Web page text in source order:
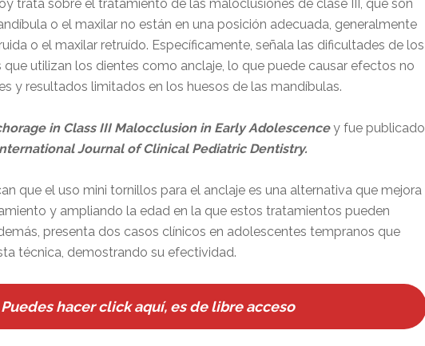
trata sobre el tratamiento de las maloclusiones de clase III, que son
o el maxilar no están en una posición adecuada, generalmente
o el maxilar retruído. Específicamente, señala las dificultades de los
utilizan los dientes como anclaje, lo que puede causar efectos no
y resultados limitados en los huesos de las mandíbulas.
in Class III Malocclusion in Early Adolescencey fue publicado
Journal of Clinical Pediatric Dentistry.
que el uso mini tornillos para el anclaje es una alternativa que mejora
y ampliando la edad en la que estos tratamientos pueden
presenta dos casos clínicos en adolescentes tempranos que
técnica, demostrando su efectividad.
Puedes hacer click aquí, es de libre acceso